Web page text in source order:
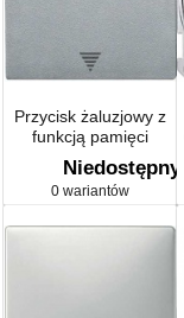
Przycisk żaluzjowy z
funkcją pamięci
i przyłączem czujnika
system M
Niedostępny
0 wariantów